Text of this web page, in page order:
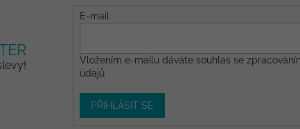
E-mail
Vložením e-mailu dávátesouhlas se
údajů
PŘIHLÁSIT SE